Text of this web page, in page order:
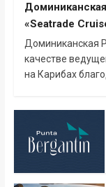
«Seatrade
Доминиканская
качестве
на Карибах